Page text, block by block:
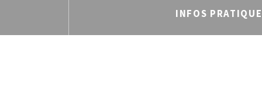
INFOS